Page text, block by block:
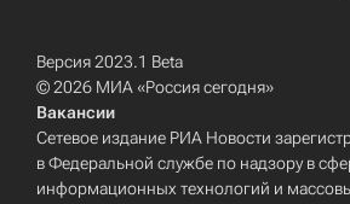
Версия 2023.1 Beta
© 2026 МИА «Россия сегодня»
Вакансии
Сетевое издание РИА Новости
в Федеральной службе по надзору в
информационных технологий и